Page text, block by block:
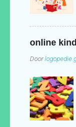
online
Door